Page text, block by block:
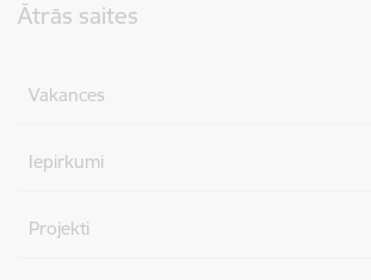
Ātrās saites
Vakances
Iepirkumi
Projekti